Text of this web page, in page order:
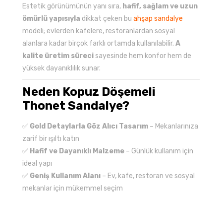
Estetik görünümünün yanı sıra, hafif, sağlam ve uzun
ömürlü yapısıyla dikkat çeken bu ahşap sandalye
modeli; evlerden kafelere, restoranlardan sosyal
alanlara kadar birçok farklı ortamda kullanılabilir. A
kalite üretim sürecisayesinde hem konfor hem de
yüksek dayanıklılık sunar.
Neden Kopuz Döşemeli
Thonet Sandalye?
✅ Gold Detaylarla Göz Alıcı Tasarım – Mekanlarınıza
zarif bir ışıltı katın
✅ Hafif ve Dayanıklı Malzeme – Günlük kullanım için
ideal yapı
✅ Geniş Kullanım Alanı – Ev, kafe, restoran ve sosyal
mekanlar için mükemmel seçim